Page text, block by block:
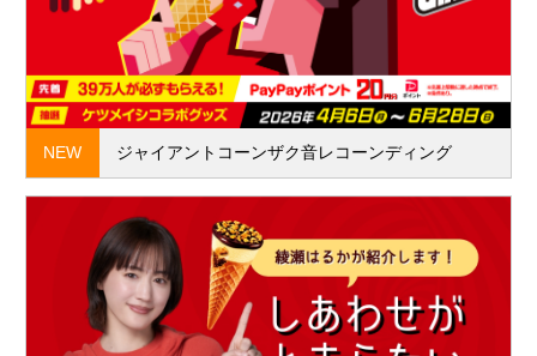
NEW ジャイアントコーンザク音レコーンディング